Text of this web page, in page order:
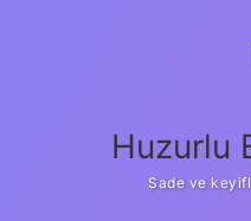
Huzurlu
Sade ve